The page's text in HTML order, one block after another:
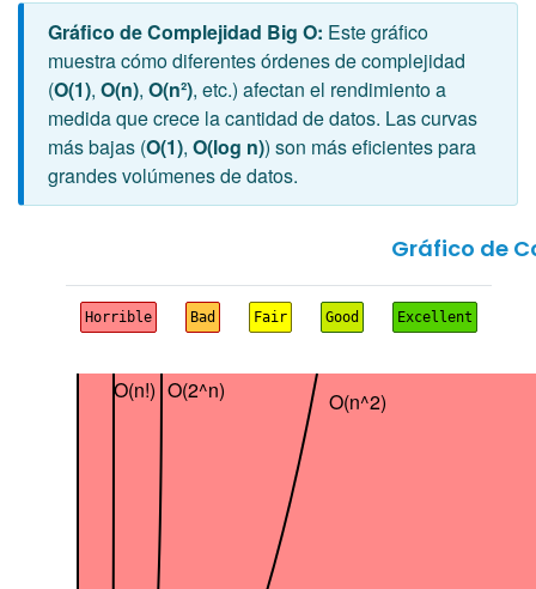
Gráfico de Complejidad Big O: Este gráfico
muestra cómo diferentes órdenes de complejidad
(O(1), O(n), O(n²), etc.) afectan el rendimiento a
medida que crece la cantidad de datos. Las curvas
más bajas (O(1), O(log n)) son más eficientes para
grandes volúmenes de datos.
Gráfico de
Horrible Bad Fair Good Excellent
O(n^2)
O(2^n)
O(n!)